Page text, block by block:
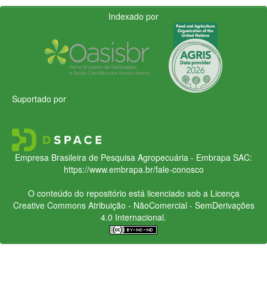
Indexado por
Suportado por
Empresa Brasileira de Pesquisa Agropecuária - Embrapa SAC:
https://www.embrapa.br/fale-conosco
O conteúdo do repositório está licenciado sob a Licença
Creative CommonsAtribuição - NãoComercial - SemDerivações
4.0 Internacional.